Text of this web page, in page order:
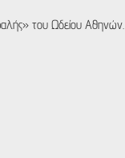
του Ωδείου Αθηνών.